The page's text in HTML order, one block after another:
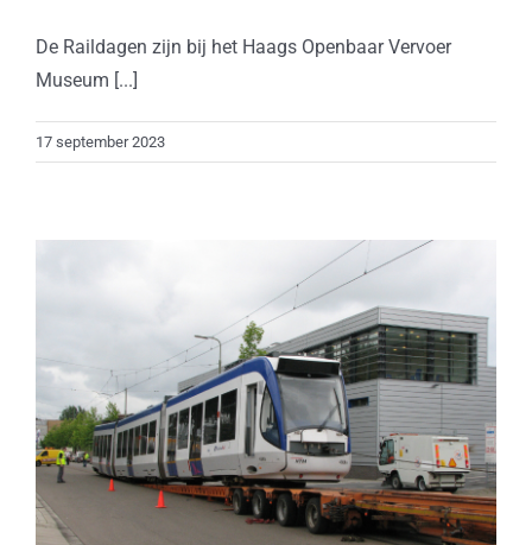
De Raildagen zijn bij het Haags Openbaar Vervoer
Museum [...]
17 september 2023